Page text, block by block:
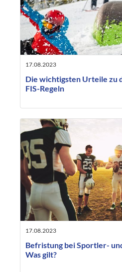
17.08.2023
Die wichtigsten Urteile zu
FIS-Regeln
17.08.2023
Befristung bei Sportler-
Was gilt?